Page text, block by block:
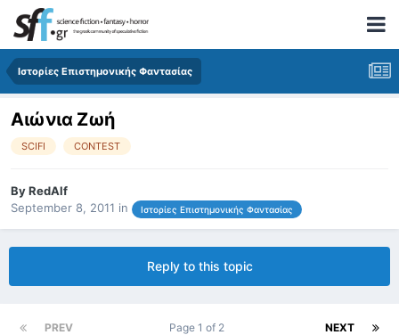
Ιστορίες Επιστημονικής Φαντασίας
Αιώνια Ζωή
SCIFI CONTEST
ByRedAlf
September 8, 2011 in Ιστορίες Επιστημονικής Φαντασίας
Reply to this topic
PREV NEXT
Page 1 of 2